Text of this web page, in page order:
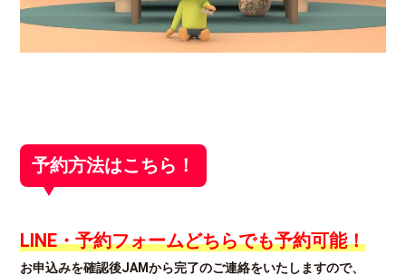
予約方法はこちら！
LINE・予約フォームどちらでも予約可能！
お申込みを確認後JAMから完了のご連絡をいたしますので、